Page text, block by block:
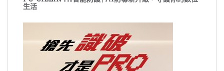
生活